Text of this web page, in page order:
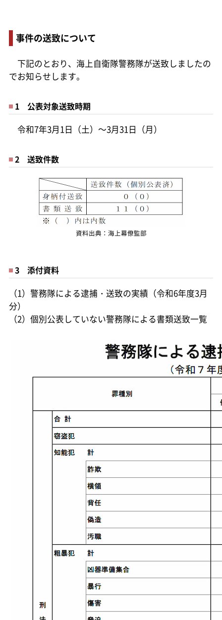
事件の送致について
下記のとおり、海上自衛隊警務隊が送致しましたの
でお知らせします。
1 公表対象送致時期
令和7年3月1日（土）～3月31日（月）
2 送致件数
資料出典：海上幕僚監部
3 添付資料
（1）警務隊による逮捕・送致の実績（令和6年度3月
分）
（2）個別公表していない警務隊による書類送致一覧